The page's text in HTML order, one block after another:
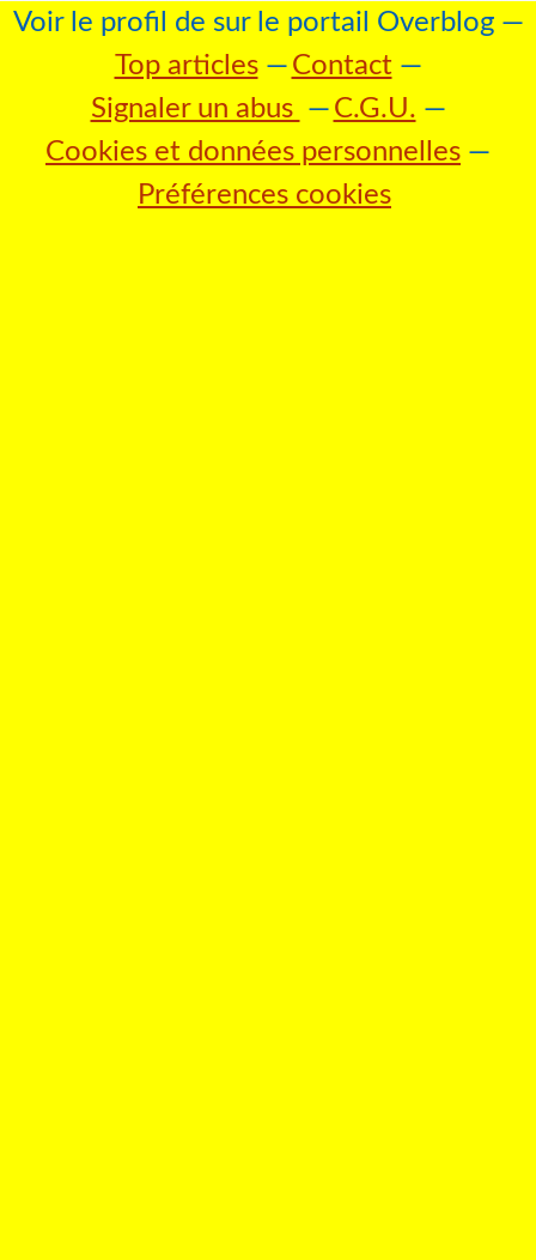
Voir le profil de sur le portail Overblog
Top articles
Contact
Signaler un abus
C.G.U.
Cookies et données personnelles
Préférences cookies